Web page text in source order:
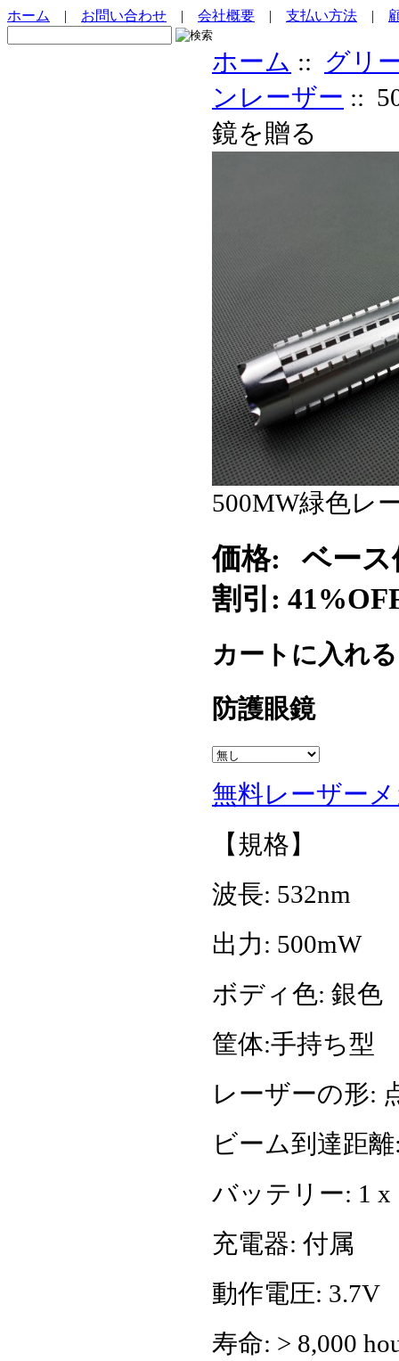
ホーム | お問い合わせ | 会社概要 | 支払い方法 |
ホーム :: グリ
ンレーザー ::
鏡を贈る
500MW緑色レ
価格:
ベー
割引:
カートに入れ
防護眼鏡
無料レーザー
【規格】
波長: 532nm
出力: 500mW
ボディ色: 銀色
筐体:手持ち型
レーザーの形:
ビーム到達距離
バッテリー: 1 x
充電器: 付属
動作電圧: 3.7V
寿命: > 8,000